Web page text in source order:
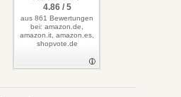
4.86 / 5
aus 861 Bewertungen
bei: amazon.de,
amazon.it, amazon.es,
shopvote.de